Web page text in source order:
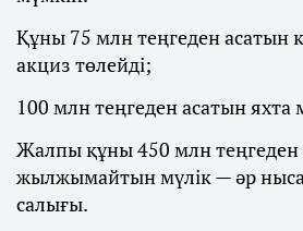
Құны 75 млн теңгеден асатын
акциз төлейді;
100 млн теңгеден асатын
Жалпы құны 450 млн теңгеден
жылжымайтын мүлік — әр
салығы.